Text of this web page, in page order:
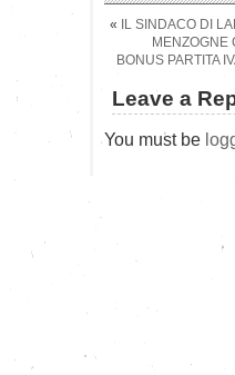
«
IL SINDACO DI
MENZOGNE
BONUS PARTITA
Leave a
You must be